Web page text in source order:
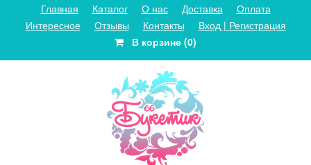
Главная Каталог О нас Доставка
Оплата
Интересное
Отзывы Контакты
Вход | Регистрация
В корзине (0)